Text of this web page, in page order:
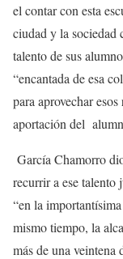
el contar con esta
ciudad y la sociedad
talento de sus
“encantada de esa
para aprovechar
aportación del
García Chamorro
recurrir a ese talento
“en la
mismo tiempo, la
más de una veintena